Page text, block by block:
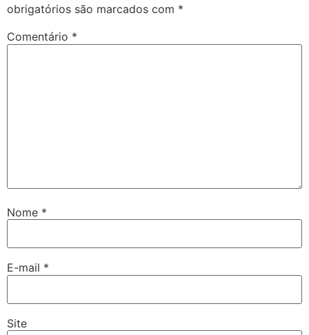
obrigatórios são marcados com *
Comentário *
Nome *
E-mail *
Site